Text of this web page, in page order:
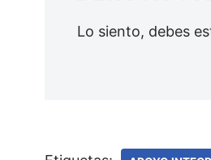
Lo siento, debes